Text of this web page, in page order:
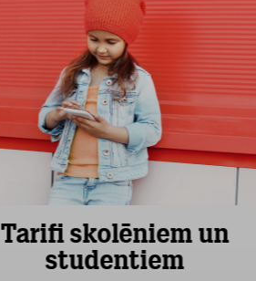
Tarifi skolēniem un
studentiem